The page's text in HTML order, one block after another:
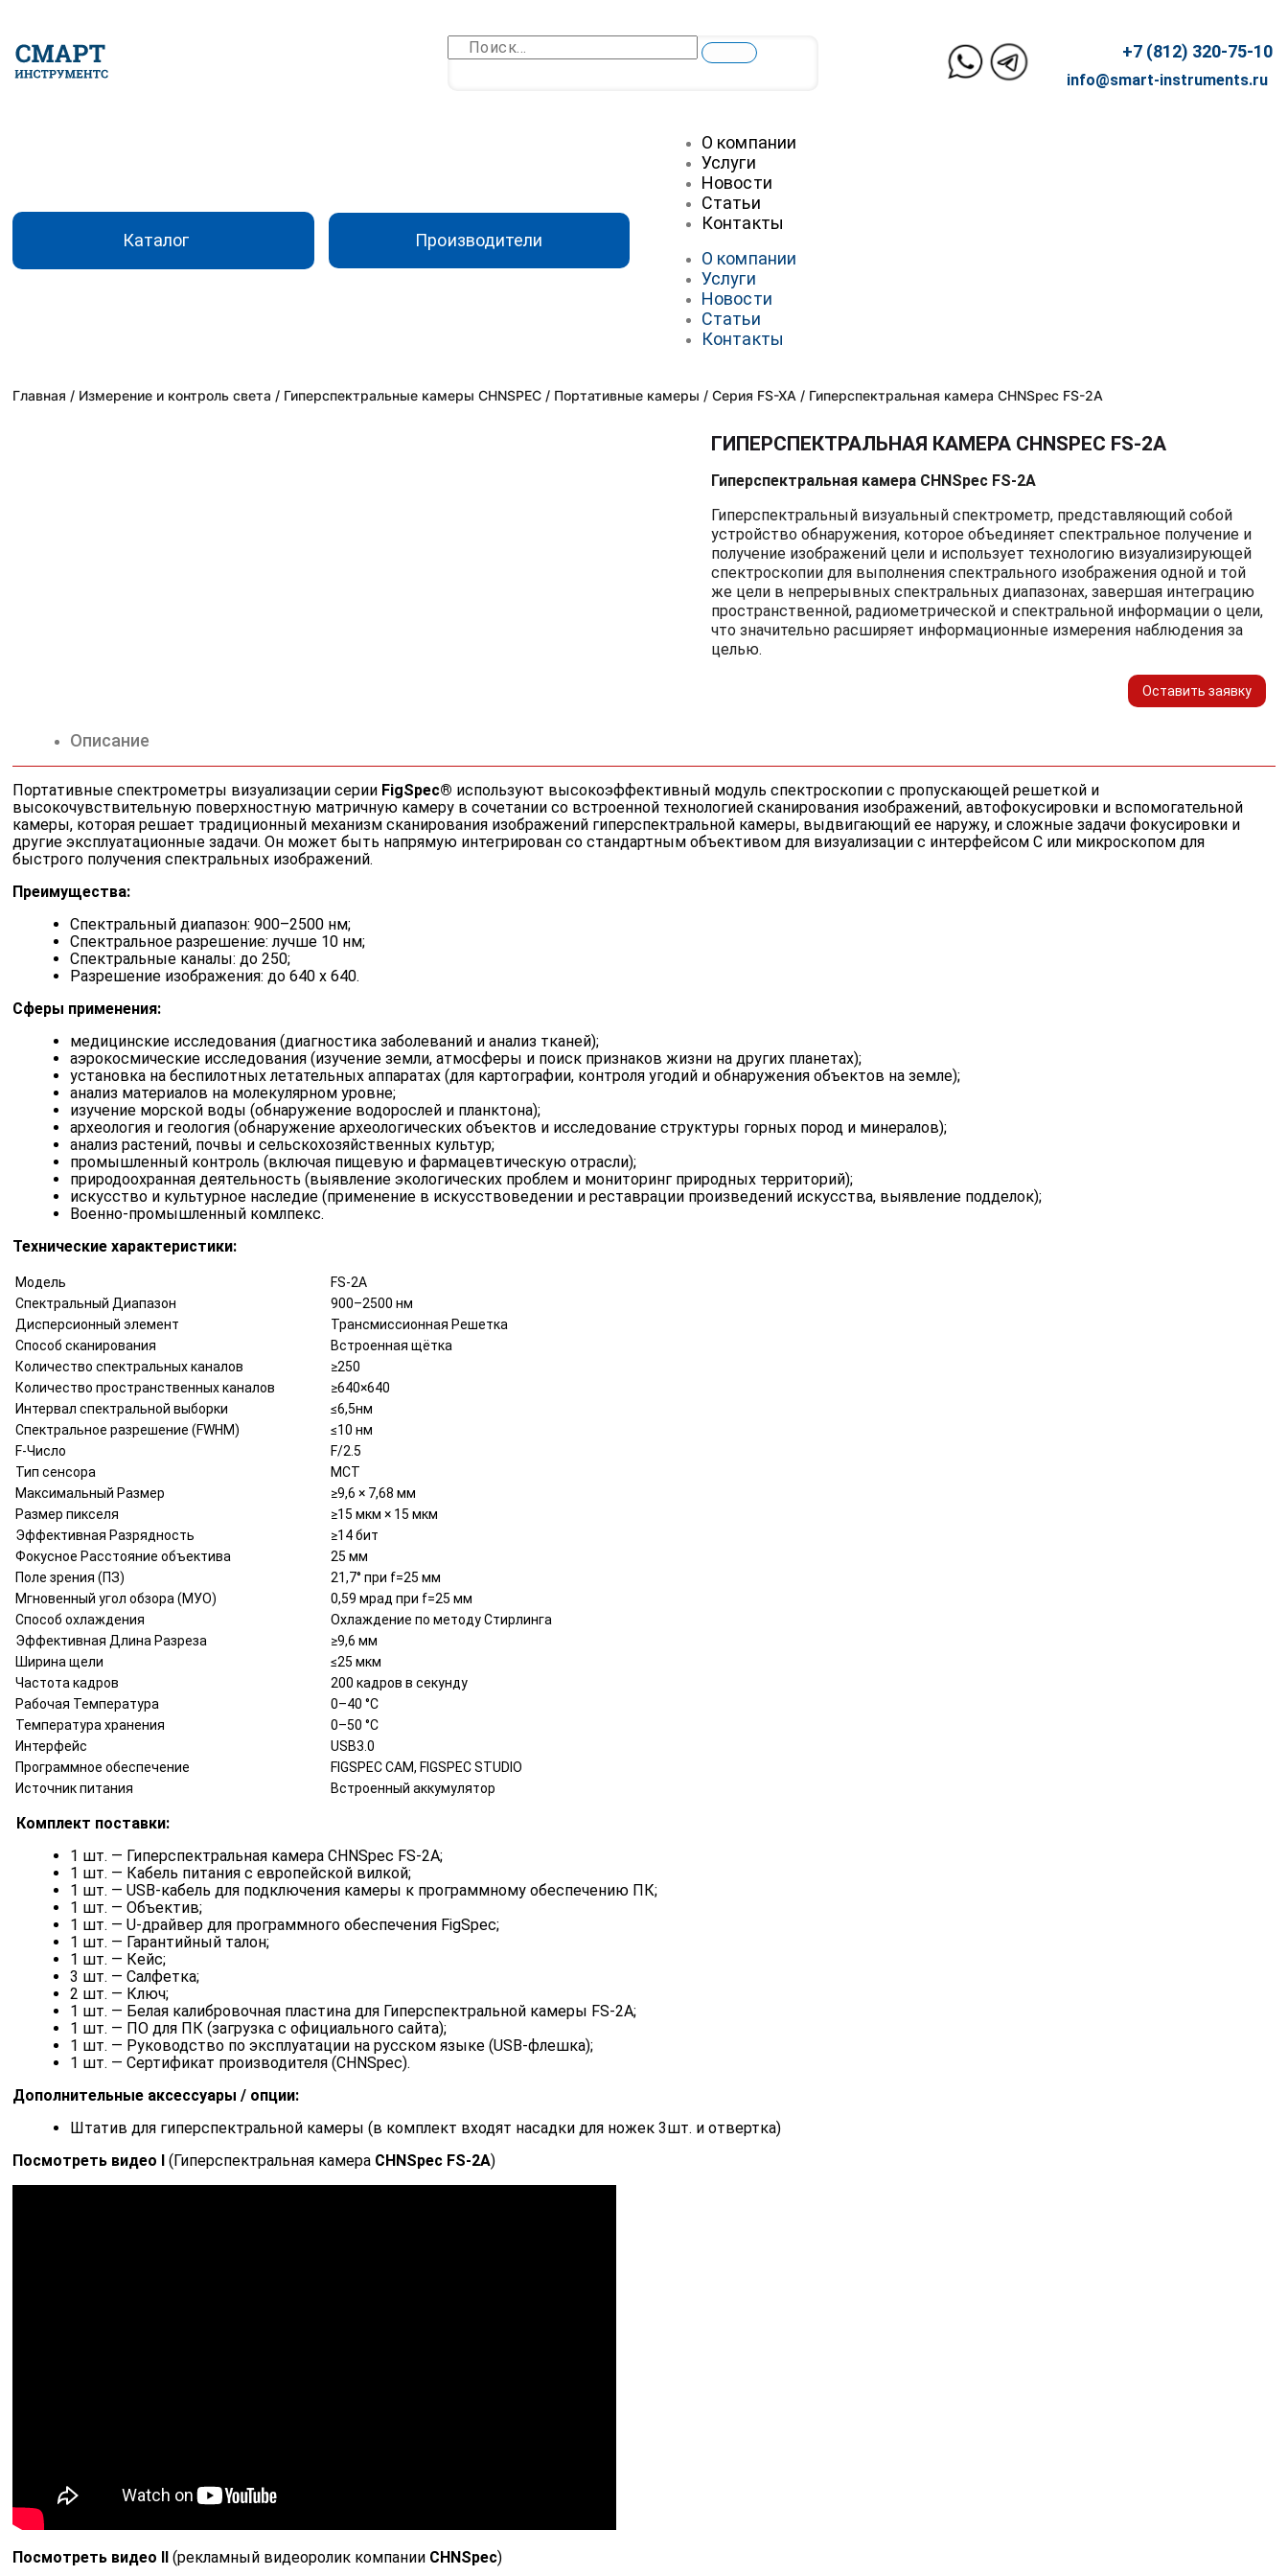
+7 (812) 320-75-10
info@smart-instruments.ru
Каталог Производители
О компании
Услуги
Новости
Статьи
Контакты
О компании
Услуги
Новости
Статьи
Контакты
Главная / Измерение и контроль света / Гиперспектральные камеры CHNSPEC / Портативные камеры /Серия FS-XA / Гиперспектральная камера CHNSpec FS-2A
ГИПЕРСПЕКТРАЛЬНАЯ КАМЕРА CHNSPEC FS-2A
Гиперспектральная камера CHNSpec FS-2A
Гиперспектральный визуальный спектрометр, представляющий собой
устройство обнаружения, которое объединяет спектральное получение и
получение изображений цели и использует технологию визуализирующей
спектроскопии для выполнения спектрального изображения одной и той
же цели в непрерывных спектральных диапазонах, завершая интеграцию
пространственной, радиометрической и спектральной информации о цели,
что значительно расширяет информационные измерения наблюдения за
целью.
Оставить заявку
Описание
Портативные спектрометры визуализации серии FigSpec® используют высокоэффективный модуль спектроскопии с пропускающей решеткой и
высокочувствительную поверхностную матричную камеру в сочетании со встроенной технологией сканирования изображений, автофокусировки и вспомогательной
камеры, которая решает традиционный механизм сканирования изображений гиперспектральной камеры, выдвигающий ее наружу, и сложные задачи фокусировки и
другие эксплуатационные задачи. Он может быть напрямую интегрирован со стандартным объективом для визуализации с интерфейсом C или микроскопом для
быстрого получения спектральных изображений.
Преимущества:
Спектральный диапазон: 900–2500 нм;
Спектральное разрешение: лучше 10 нм;
Спектральные каналы: до 250;
Разрешение изображения: до 640 x 640.
Cферы применения:
медицинские исследования (диагностика заболеваний и анализ тканей);
аэрокосмические исследования (изучение земли, атмосферы и поиск признаков жизни на других планетах);
установка на беспилотных летательных аппаратах (для картографии, контроля угодий и обнаружения объектов на земле);
анализ материалов на молекулярном уровне;
изучение морской воды (обнаружение водорослей и планктона);
археология и геология (обнаружение археологических объектов и исследование структуры горных пород и минералов);
анализ растений, почвы и сельскохозяйственных культур;
промышленный контроль (включая пищевую и фармацевтическую отрасли);
природоохранная деятельность (выявление экологических проблем и мониторинг природных территорий);
искусство и культурное наследие (применение в искусствоведении и реставрации произведений искусства, выявление подделок);
Военно-промышленный комлпекс.
Технические характеристики:
Модель
FS-2A
Спектральный Диапазон
900–2500 нм
Дисперсионный элемент
Трансмиссионная Решетка
Способ сканирования
Встроенная щётка
Количество спектральных каналов
≥250
Количество пространственных каналов
≥640×640
Интервал спектральной выборки
≤6,5нм
Спектральное разрешение (FWHM)
≤10 нм
F-Число
F/2.5
Тип сенсора
MCT
Максимальный Размер
≥9,6 × 7,68 мм
Размер пикселя
≥15 мкм × 15 мкм
Эффективная Разрядность
≥14 бит
Фокусное Расстояние объектива
25 мм
Поле зрения (ПЗ)
21,7° при f=25 мм
Мгновенный угол обзора (МУО)
0,59 мрад при f=25 мм
Способ охлаждения
Охлаждение по методу Стирлинга
Эффективная Длина Разреза
≥9,6 мм
Ширина щели
≤25 мкм
Частота кадров
200 кадров в секунду
Рабочая Температура
0–40 °C
Температура хранения
0–50 °C
Интерфейс
USB3.0
Программное обеспечение
FIGSPEC CAM, FIGSPEC STUDIO
Источник питания
Встроенный аккумулятор
Комплект поставки:
1 шт. — Гиперспектральная камера CHNSpec FS-2A;
1 шт. — Кабель питания с европейской вилкой;
1 шт. — USB-кабель для подключения камеры к программному обеспечению ПК;
1 шт. — Объектив;
1 шт. — U-драйвер для программного обеспечения FigSpec;
1 шт. — Гарантийный талон;
1 шт. — Кейс;
3 шт. — Салфетка;
2 шт. — Ключ;
1 шт. — Белая калибровочная пластина для Гиперспектральной камеры FS-2А;
1 шт. — ПО для ПК (загрузка с официального сайта);
1 шт. — Руководство по эксплуатации на русском языке (USB-флешка);
1 шт. — Сертификат производителя (CHNSpec).
Дополнительные аксессуары / опции:
Штатив для гиперспектральной камеры (в комплект входят насадки для ножек 3шт. и отвертка)
Посмотреть видео l (Гиперспектральная камера CHNSpec FS-2A)
Посмотреть видео ll (рекламный видеоролик компании CHNSpec)